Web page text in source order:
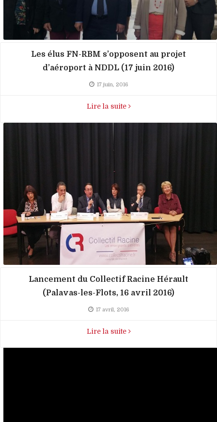
Les élus FN-RBM s’opposent au projet
d’aéroport à NDDL (17 juin 2016)
17 juin, 2016
Lire la suite
Lancement du Collectif Racine Hérault
(Palavas-les-Flots, 16 avril 2016)
17 avril, 2016
Lire la suite